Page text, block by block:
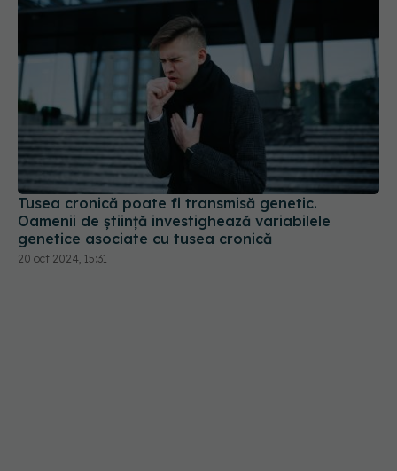
Tusea cronică poate fi transmisă genetic.
Oamenii de știință investighează variabilele
genetice asociate cu tusea cronică
20 oct 2024, 15:31